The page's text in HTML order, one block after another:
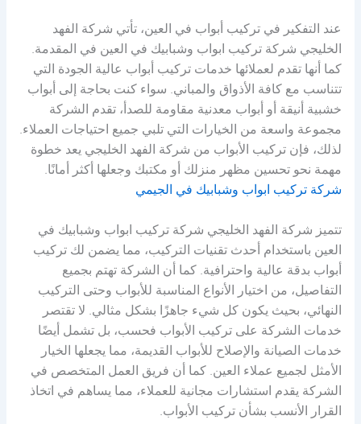
عند التفكير في تركيب أبواب في العين، تأتي شركة الفهد
الخليجي شركة تركيب ابواب وشبابيك في العين في المقدمة.
كما أنها تقدم لعملائها خدمات تركيب أبواب عالية الجودة التي
تتناسب مع كافة الأذواق والمباني. سواء كنت بحاجة إلى أبواب
خشبية أنيقة أو أبواب معدنية مقاومة للصدأ، تقدم الشركة
مجموعة واسعة من الخيارات التي تلبي جميع احتياجات العملاء.
لذلك، فإن تركيب الأبواب من شركة الفهد الخليجي يعد خطوة
مهمة نحو تحسين مظهر منزلك أو مكتبك وجعلها أكثر أمانًا.
شركة تركيب ابواب وشبابيك في الجيمي
تتميز شركة الفهد الخليجي شركة تركيب ابواب وشبابيك في
العين باستخدام أحدث تقنيات التركيب، مما يضمن لك تركيب
أبواب بدقة عالية واحترافية. كما أن الشركة تهتم بجميع
التفاصيل، من اختيار الأنواع المناسبة للأبواب وحتى التركيب
النهائي، بحيث يكون كل شيء جاهزًا بشكل مثالي. لا تقتصر
خدمات الشركة على تركيب الأبواب فحسب، بل تشمل أيضًا
خدمات الصيانة والإصلاح للأبواب القديمة، مما يجعلها الخيار
الأمثل لجميع عملاء العين. كما أن فريق العمل المتخصص في
الشركة يقدم استشارات مجانية للعملاء، مما يساهم في اتخاذ
القرار الأنسب بشأن تركيب الأبواب.